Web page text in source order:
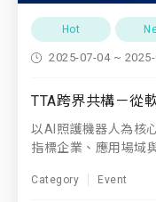
Hot
2025-07-04 ~
TTA跨界共構－從
以AI照護機器人為核
指標企業、應用場域
Category Event